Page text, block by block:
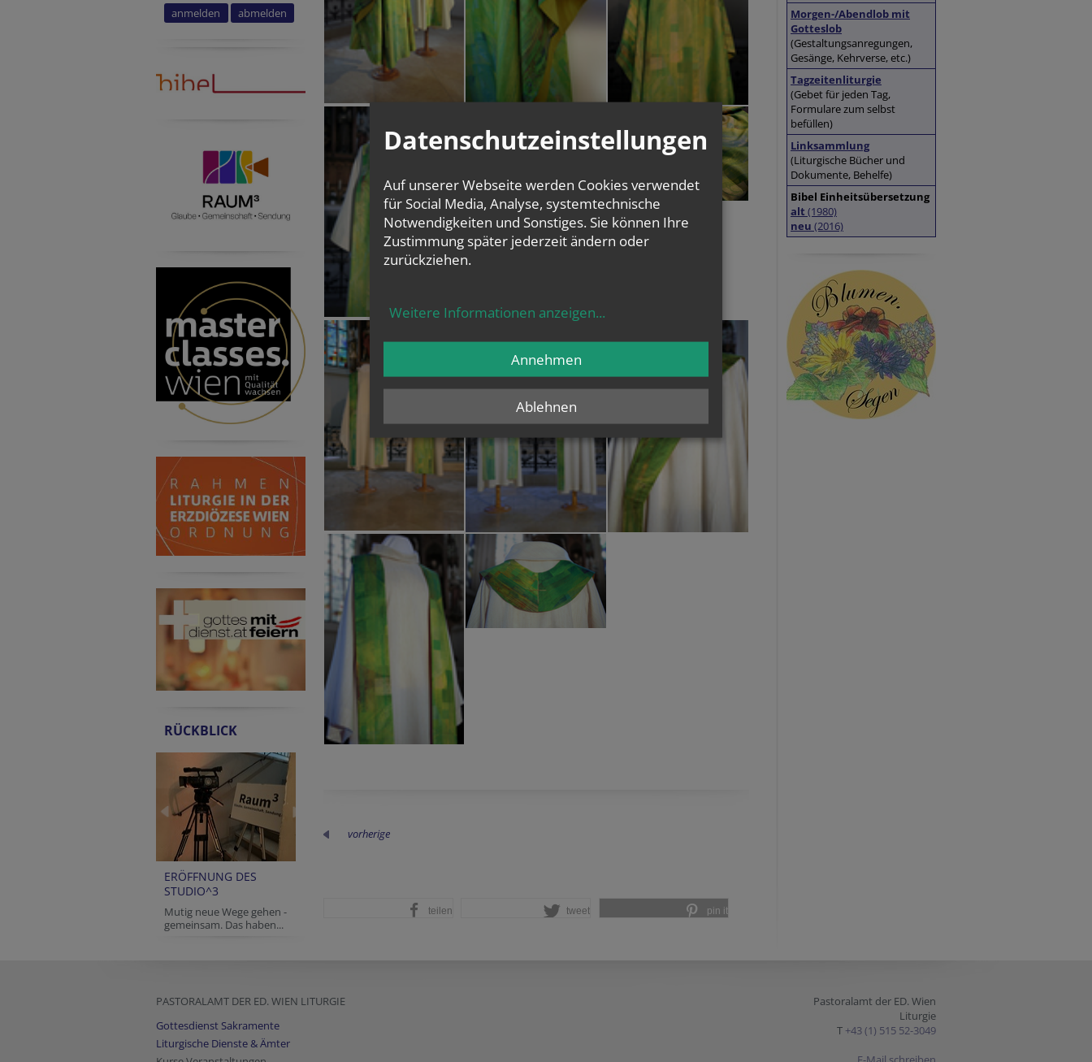
RÜCKBLICK
ERÖFFNUNG DES
STUDIO^3
Mutig neue Wege gehen -
gemeinsam. Das haben...
vorherige
teilen tweet pin it
Morgen-/Abendlob mit
Gotteslob
(Gestaltungsanregungen,
Gesänge, Kehrverse, etc.)
Tagzeitenliturgie
(Gebet für jeden Tag,
Formulare zum selbst
befüllen)
Linksammlung
(Liturgische Bücher und
Dokumente, Behelfe)
Bibel Einheitsübersetzung
alt (1980)
neu (2016)
PASTORALAMT DER ED. WIEN LITURGIE
Gottesdienst Sakramente
Liturgische Dienste & Ämter
Pastoralamt der ED. Wien
Liturgie
T +43 (1) 515 52-3049
Datenschutzeinstellungen
Auf unserer Webseite werden Cookies verwendet
für Social Media, Analyse, systemtechnische
Notwendigkeiten und Sonstiges. Sie können Ihre
Zustimmung später jederzeit ändern oder
zurückziehen.
Weitere Informationen anzeigen...
Ablehnen
Annehmen